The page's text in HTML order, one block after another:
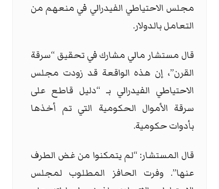
مجلس الاحتياطي الفيدرالي في منعهم من
التعامل بالدولار.
قال مستشار مالي مشارك في تحقيق “سرقة
القرن”، إن هذه الواقعة قد زودت مجلس
الاحتياطي الفيدرالي بـ “دليل قاطع على
سرقة الأموال الحكومية التي تم أخذها
بأدوات حكومية.
قال المستشار: “لم يتمكنوا من غض الطرف
عنها”. وفرت الحافز المطلوب لمجلس